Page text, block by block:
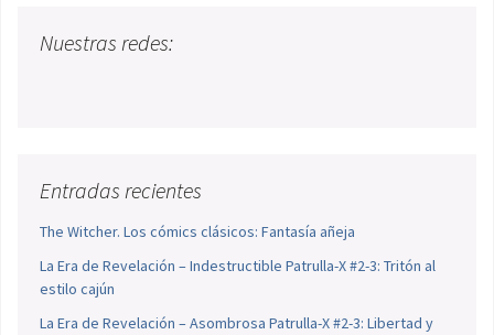
Nuestras redes:
Entradas recientes
The Witcher. Los cómics clásicos: Fantasía añeja
La Era de Revelación – Indestructible Patrulla-X #2-3: Tritón al
estilo cajún
La Era de Revelación – Asombrosa Patrulla-X #2-3: Libertad y